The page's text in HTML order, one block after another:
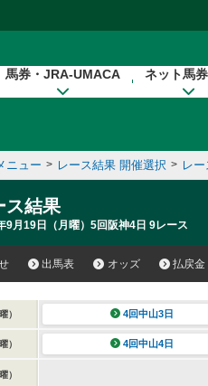
馬券・JRA-UMACA ネット馬
ニュー > レース結果 開催選択 > レ
ス結果
9月19日（月曜）5回阪神4日 9レース
出馬表 オッズ 払戻金
） 4回中山3日
） 4回中山4日
）